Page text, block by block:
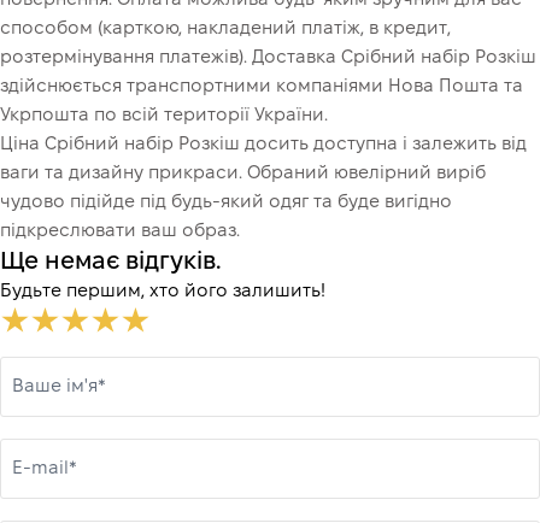
способом (карткою, накладений платіж, в кредит,
розтермінування платежів). Доставка Срібний набір Розкіш
здійснюється транспортними компаніями Нова Пошта та
Укрпошта по всій території України.
Ціна Срібний набір Розкіш досить доступна і залежить від
ваги та дизайну прикраси. Обраний ювелірний виріб
чудово підійде під будь-який одяг та буде вигідно
підкреслювати ваш образ.
Ще немає відгуків.
Будьте першим, хто його залишить!
Ваше ім'я*
E-mail*